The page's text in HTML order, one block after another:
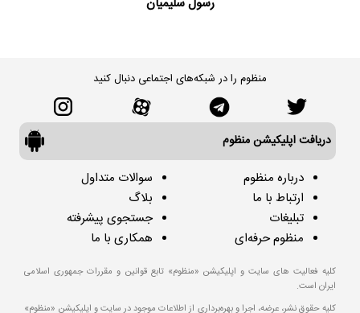
منظوم را در شبکه‌های اجتماعی دنبال کنید
دریافت اپلیکیشن منظوم
درباره منظوم
ارتباط با ما
تبلیغات
منظوم حرفه‌ای
سوالات متداول
بلاگ
جستجوی پیشرفته
همکاری با ما
کلیه فعالیت های سایت و اپلیکیشن «منظوم» تابع قوانین و مقررات جمهوری اسلامی
ایران است.
کلیه حقوق نشر، عرضه، اجرا و بهره‌برداری از اطلاعات موجود در سایت و اپلیکیشن «منظوم»